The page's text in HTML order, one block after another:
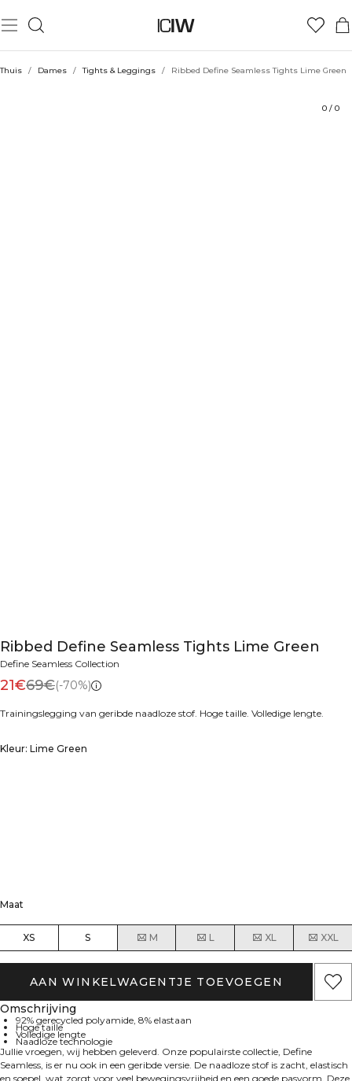
Thuis / Dames / Tights & Leggings / Ribbed Define Seamless Tights Lime Green
0 / 0
Ribbed Define Seamless Tights Lime Green
Define Seamless Collection
21€69€(-70%)
Trainingslegging van geribde naadloze stof. Hoge taille. Volledige lengte.
Kleur: Lime Green
Maat
XS S M L XL XXL
AAN WINKELWAGENTJE TOEVOEGEN
Omschrijving
92% gerecycled polyamide, 8% elastaan
Hoge taille
Volledige lengte
Naadloze technologie
Jullie vroegen, wij hebben geleverd. Onze populairste collectie, Define
Seamless, is er nu ook in een geribde versie. De naadloze stof is zacht, elastisch
en soepel, wat zorgt voor veel bewegingsvrijheid en een goede pasvorm. Deze